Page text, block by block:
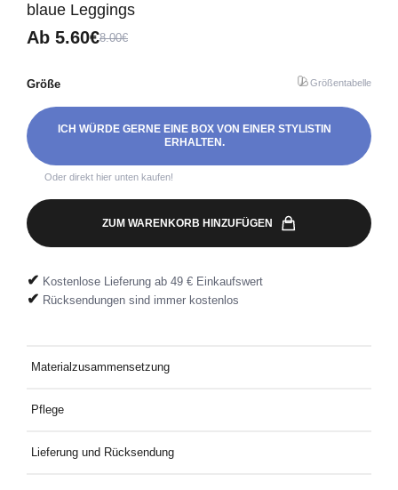
blaue Leggings
Ab 5.60€8.00€
Größe Größentabelle
ICH WÜRDE GERNE EINE BOX VON EINER STYLISTIN
ERHALTEN.
Oder direkt hier unten kaufen!
ZUM WARENKORB HINZUFÜGEN
✔ Kostenlose Lieferung ab 49 € Einkaufswert
✔ Rücksendungen sind immer kostenlos
Materialzusammensetzung
Pflege
Lieferung und Rücksendung